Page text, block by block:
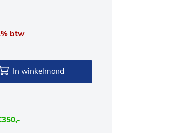
btw
In winkelmand